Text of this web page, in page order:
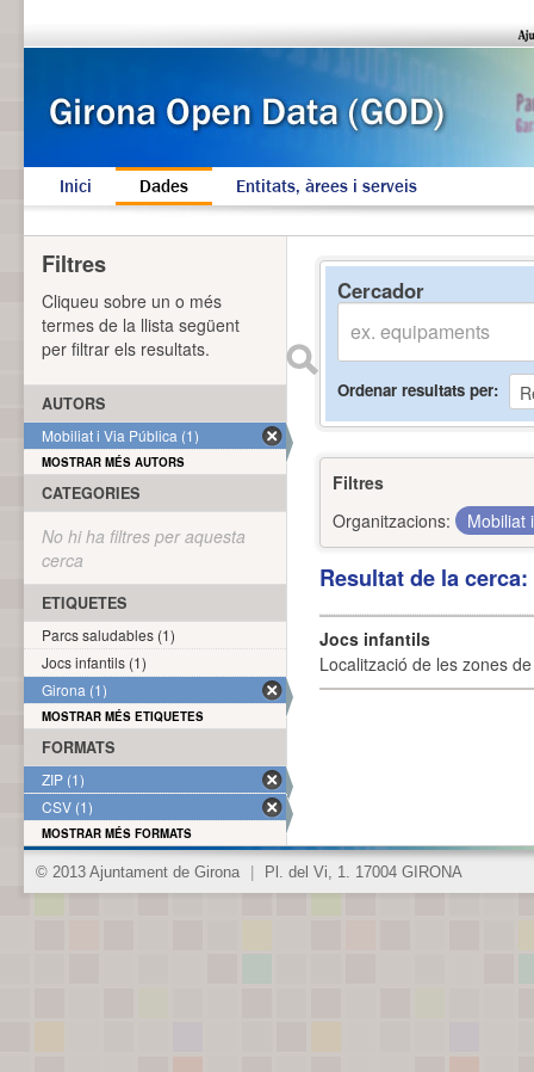
Inici Dades Entitats, àrees i serveis
Cercador
Ordenar resultats per
Filtres
Organitzacions:
Mobiliat
Resultat de la
Jocs infantils
Localització de les zones
Filtres
Cliqueu sobre un o més
termes de la llista següent
per filtrar els resultats.
AUTORS
Mobiliat i Via Pública (1)
MOSTRAR MÉS AUTORS
CATEGORIES
No hi ha filtres per aquesta
cerca
ETIQUETES
Parcs saludables (1)
Jocs infantils (1)
Girona (1)
MOSTRAR MÉS ETIQUETES
FORMATS
ZIP (1)
CSV (1)
MOSTRAR MÉS FORMATS
© 2013 Ajuntament de Girona Pl. del Vi, 1. 17004 GIRONA